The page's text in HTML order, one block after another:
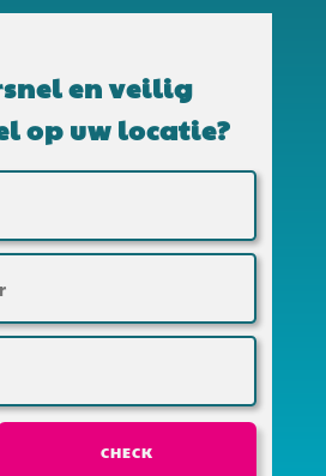
en veilig
op uw locatie?
CHECK